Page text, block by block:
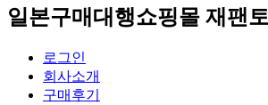
일본구매대행쇼핑몰 재팬
로그인
회사소개
구매후기